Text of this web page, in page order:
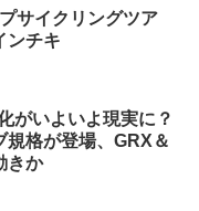
サイクリングツア
ンチキ
がいよいよ現実に？
規格が登場、GRX＆
きか